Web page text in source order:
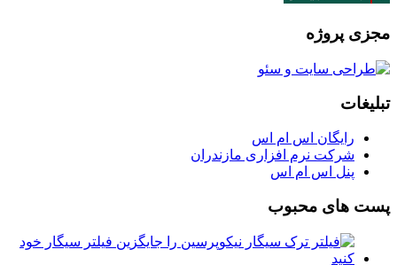
مجزی پروژه
تبلیغات
رایگان اس ام اس
شرکت نرم افزاری مازندران
پنل اس ام اس
پست های محبوب